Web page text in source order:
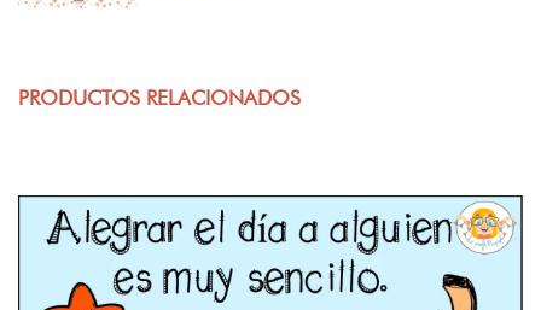
PRODUCTOS RELACIONADOS